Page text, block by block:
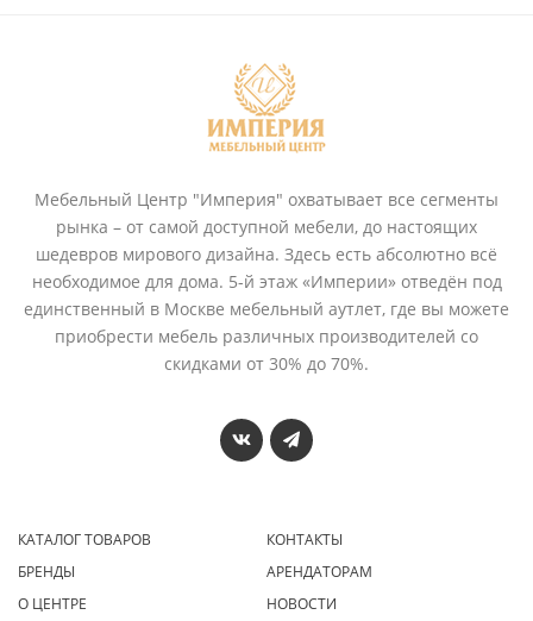
Мебельный Центр "Империя" охватывает все сегменты
рынка – от самой доступной мебели, до настоящих
шедевров мирового дизайна. Здесь есть абсолютно всё
необходимое для дома. 5-й этаж «Империи» отведён под
единственный в Москве мебельный аутлет, где вы можете
приобрести мебель различных производителей со
скидками от 30% до 70%.
КАТАЛОГ ТОВАРОВ
БРЕНДЫ
О ЦЕНТРЕ
КОНТАКТЫ
АРЕНДАТОРАМ
НОВОСТИ